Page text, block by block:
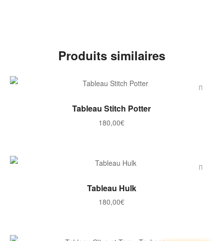
Produits similaires
AJOUTER AU PANIER
Tableau Stitch Potter
180,00€
AJOUTER AU PANIER
Tableau Hulk
180,00€